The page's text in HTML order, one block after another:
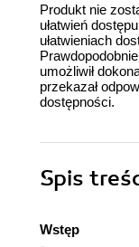
Produkt nie
ułatwień
ułatwieniach
umożliwił
przekazał
dostępności.
Spis
Wstęp